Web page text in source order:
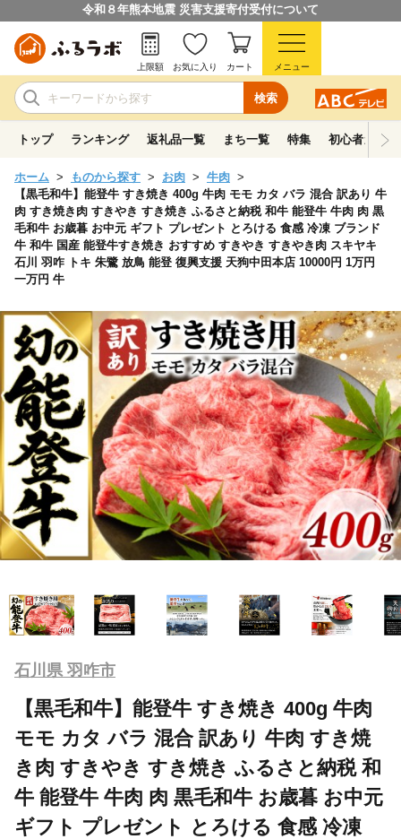
令和８年熊本地震 災害支援寄付受付について
検索
上限額 お気に入り カート メニュー
トップ ランキング 返礼品一覧 まち一覧 特集 初心者ガイド
ホーム ものから探す お肉
牛肉
【黒毛和牛】能登牛 すき焼き 400g 牛肉 モモ カタ バラ 混合 訳あり 牛
肉 すき焼き肉 すきやき すき焼き ふるさと納税 和牛 能登牛 牛肉 肉 黒
毛和牛 お歳暮 お中元 ギフト プレゼント とろける 食感 冷凍 ブランド
牛 和牛 国産 能登牛すき焼き おすすめ すきやき すきやき肉 スキヤキ
石川 羽咋 トキ 朱鷺 放鳥 能登 復興支援 天狗中田本店 10000円 1万円
一万円 牛
石川県 羽咋市
【黒毛和牛】能登牛 すき焼き 400g 牛肉
モモ カタ バラ 混合 訳あり 牛肉 すき焼
き肉 すきやき すき焼き ふるさと納税 和
牛 能登牛 牛肉 肉 黒毛和牛 お歳暮 お中元
ギフト プレゼント とろける 食感 冷凍